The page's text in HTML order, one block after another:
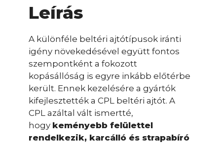
Leírás
A különféle beltéri ajtótípusok iránti
igény növekedésével együtt fontos
szempontként a fokozott
kopásállóság is egyre inkább előtérbe
került. Ennek kezelésére a gyártók
kifejlesztették a CPL beltéri ajtót. A
CPL azáltal vált ismertté,
hogy keményebb felülettel
rendelkezik, karcálló és strapabíró